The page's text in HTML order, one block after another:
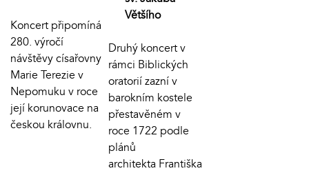
Koncert připomíná
280. výročí
návštěvy císařovny
Marie Terezie v
Nepomuku v roce
její korunovace na
českou královnu.
Většího
Druhý koncert v
rámci Biblických
oratorií zazní v
barokním kostele
přestavěném v
roce 1722 podle
plánů
architekta Františka